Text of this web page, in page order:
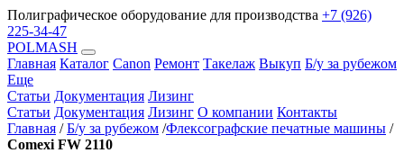
Полиграфическое оборудование для производства +7 (926)
225-34-47
POLMASH
Главная Каталог Canon Ремонт Такелаж Выкуп Б/у за рубежом
Еще
Статьи Документация Лизинг
Статьи Документация Лизинг О компании Контакты
Главная / Б/у за рубежом /Флексографские печатные машины /
Comexi FW 2110